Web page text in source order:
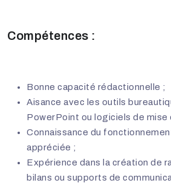
Compétences :
Bonne capacité rédactionnelle ;
Aisance avec les outils
PowerPoint ou logiciels de mise
Connaissance du
appréciée ;
Expérience dans la création de
bilans ou supports de